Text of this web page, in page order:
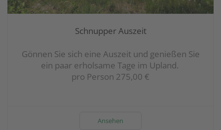
Schnupper Auszeit
Gönnen Sie sich eine Auszeit und genießen Sie
ein paar erholsame Tage im Upland.
pro Person 275,00 €
Ansehen